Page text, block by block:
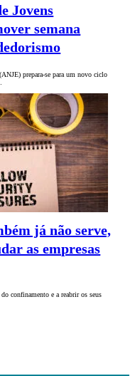
Jovens
semana
prepara-se para um novo ciclo
já não serve,
as empresas
confinamento e a reabrir os seus